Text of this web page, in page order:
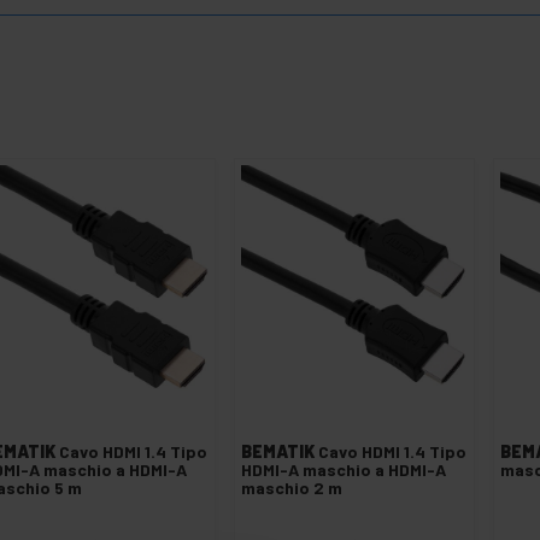
Cavo HDMI 1.4 Tipo
A maschio a HDMI-A
5 m
BEMATIK Cavo HDMI 1.4 Tipo
HDMI-A maschio a HDMI-A
maschio 2 m